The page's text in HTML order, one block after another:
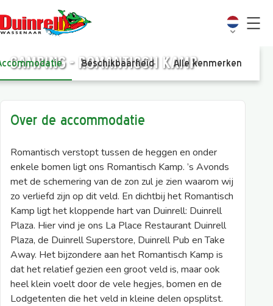
Camping - Romantisch Kamp
Beschikbaarheid Alle kenmerken
Over de accommodatie
Romantisch verstopt tussen de heggen en onder
enkele bomen ligt ons Romantisch Kamp. ’s Avonds
met de schemering van de zon zul je zien waarom wij
zo verliefd zijn op dit veld. En dichtbij het Romantisch
Kamp ligt het kloppende hart van Duinrell: Duinrell
Plaza. Hier vind je ons La Place Restaurant Duinrell
Plaza, de Duinrell Superstore, Duinrell Pub en Take
Away. Het bijzondere aan het Romantisch Kamp is
dat het relatief gezien een groot veld is, maar ook
heel klein voelt door de vele hegjes, bomen en de
Lodgetenten die het veld in kleine delen opsplitst.